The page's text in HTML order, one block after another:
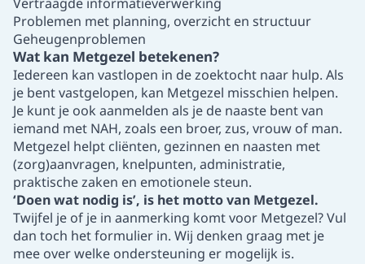
Problemen met planning, overzicht en structuur
Geheugenproblemen
Wat kan Metgezel betekenen?
Iedereen kan vastlopen in de zoektocht naar hulp. Als
je bent vastgelopen, kan Metgezel misschien helpen.
Je kunt je ook aanmelden als je de naaste bent van
iemand met NAH, zoals een broer, zus, vrouw of man.
Metgezel helpt cliënten, gezinnen en naasten met
(zorg)aanvragen, knelpunten, administratie,
praktische zaken en emotionele steun.
‘Doen wat nodig is’, is het motto van Metgezel.
Twijfel je of je in aanmerking komt voor Metgezel?Vul
dan toch het formulier in. Wij denken graag met je
mee over welke ondersteuning er mogelijk is.